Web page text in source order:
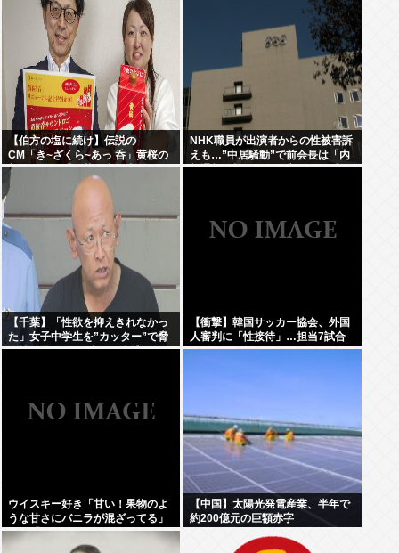
【伯方の塩に続け】伝説の
CM「き~ざくら~あっ 呑」黄桜の
新たな歌い手公募に志願者殺到
NHK職員が出演者からの性被害訴
えも…”中居騒動”で前会長は「内
部通報一切ない」発言との矛盾を
【千葉】「性欲を抑えきれなかっ
た」女子中学生を”カッター”で脅
し性的暴行か 56歳の男逮捕 2人に
【衝撃】韓国サッカー協会、外国
人審判に「性接待」…担当7試合
はまさかの無敗
ウイスキー好き「甘い！果物のよ
うな甘さにバニラが混ざってる」
わい「はぇー飲んでみるか」
【中国】太陽光発電産業、半年で
約200億元の巨額赤字